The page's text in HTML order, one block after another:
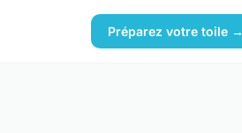
Préparez votre toile →